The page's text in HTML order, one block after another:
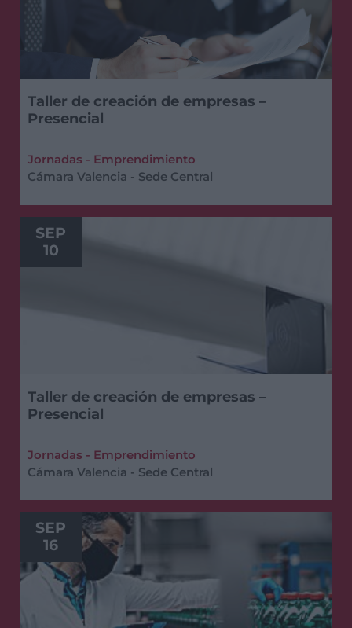
Taller de creación de empresas –
Presencial
Jornadas - Emprendimiento
Cámara Valencia - Sede Central
SEP
10
Taller de creación de empresas –
Presencial
Jornadas - Emprendimiento
Cámara Valencia - Sede Central
SEP
16